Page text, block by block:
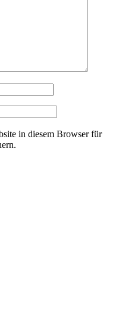
in diesem Browser für